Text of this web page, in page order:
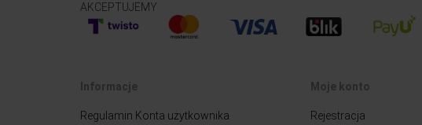
AKCEPTUJEMY
Informacje
Regulamin Konta użytkownika
Moje konto
Rejestracja